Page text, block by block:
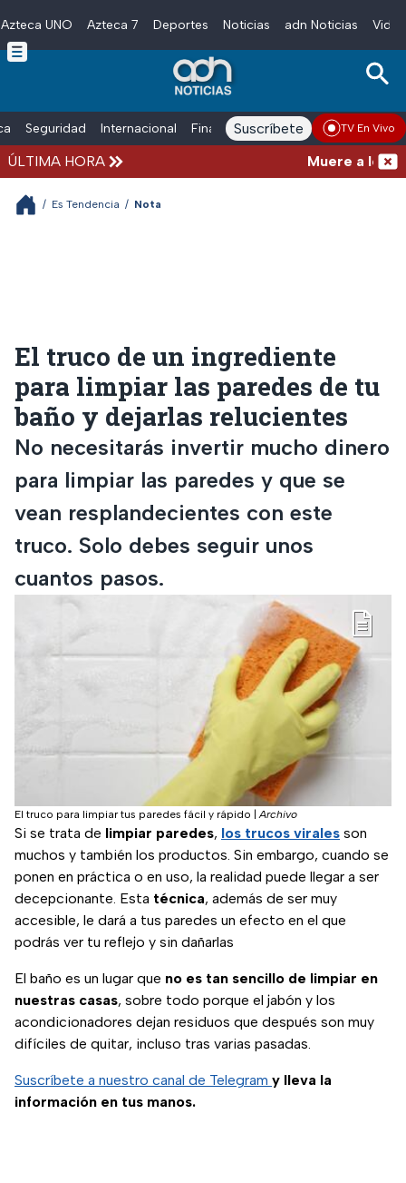
Skip to main content
Azteca UNO Azteca 7 Deportes Noticias adn Noticias
Seguridad Internacional Finanzas adn Noticias Radio
Suscríbete TV En Vivo
ÚLTIMA HORA Muere a los
/ Es Tendencia / Nota
El truco de un ingrediente
para limpiar las paredes de tu
baño y dejarlas relucientes
No necesitarás invertir mucho dinero
para limpiar las paredes y que se
vean resplandecientes con este
truco. Solo debes seguir unos
cuantos pasos.
El truco para limpiar tus paredes fácil y rápido |Archivo
Si se trata de limpiar paredes, los trucos virales son
muchos y también los productos. Sin embargo, cuando se
ponen en práctica o en uso, la realidad puede llegar a ser
decepcionante. Esta técnica, además de ser muy
accesible, le dará a tus paredes un efecto en el que
podrás ver tu reflejo y sin dañarlas
El baño es un lugar que no es tan sencillo de limpiar en
nuestras casas, sobre todo porque el jabón y los
acondicionadores dejan residuos que después son muy
difíciles de quitar, incluso tras varias pasadas.
Suscríbete a nuestro canal de Telegram y lleva la
información en tus manos.